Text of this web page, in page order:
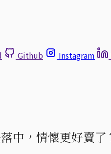
Github Instagram
中，情懷更好賣了